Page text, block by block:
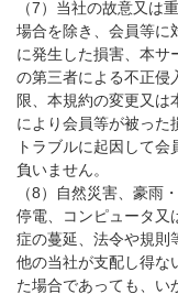
（7）当社の故意又は
場合を除き、会員等に
に発生した損害、本サ
の第三者による不正侵
限、本規約の変更又は
により会員等が被った
トラブルに起因して
負いません。
（8）自然災害、豪雨
停電、コンピュータ又
症の蔓延、法令や規則
他の当社が支配し得な
た場合であっても、い